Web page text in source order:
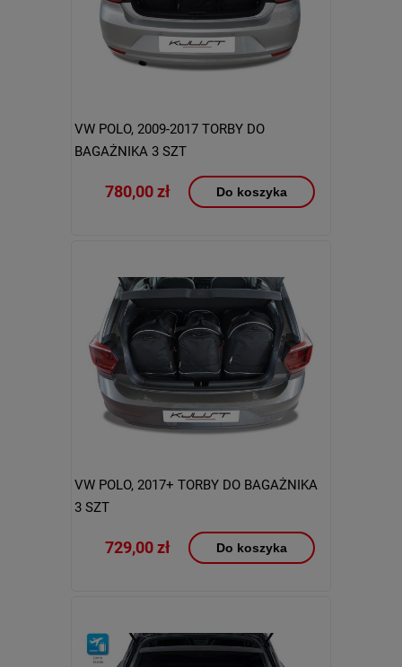
VW POLO, 2009-2017 TORBY DO
BAGAŻNIKA 3 SZT
780,00 zł Do koszyka
VW POLO, 2017+ TORBY DO BAGAŻNIKA
3 SZT
729,00 zł Do koszyka